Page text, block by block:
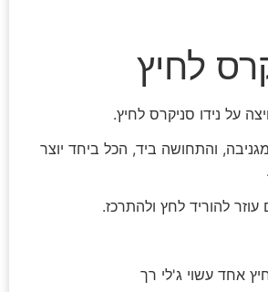
לחיץ
על נידו סניקרס לחיץ.
והתחושה ביד, הכל ביחד יוצר
להוריד לחץ ולהתרכז.
אחד עשוי ג'לי רך